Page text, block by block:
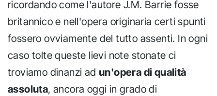
ricordando come l'autore J.M. Barrie fosse
britannico e nell'opera originaria certi spunti
fossero ovviamente del tutto assenti. In ogni
caso tolte queste lievi note stonate ci
troviamo dinanzi ad un'opera di qualità
assoluta, ancora oggi in grado di